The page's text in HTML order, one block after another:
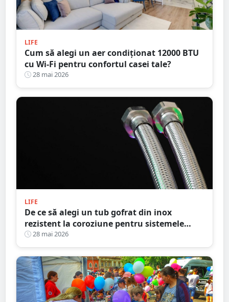
LIFE
Cum să alegi un aer condiționat 12000 BTU
cu Wi-Fi pentru confortul casei tale?
28 mai 2026
LIFE
De ce să alegi un tub gofrat din inox
rezistent la coroziune pentru sistemele
termice?
28 mai 2026